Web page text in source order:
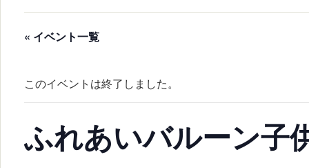
« イベント一覧
このイベントは終了しました。
ふれあいバルーン子